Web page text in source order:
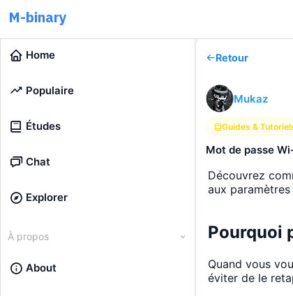
M-binary
Home
Populaire
Études
Chat
Explorer
À propos
About
Retour
Mukaz
Guides &
Mot de passe
Découvrez
aux
Pourquoi
Quand vous
éviter de le